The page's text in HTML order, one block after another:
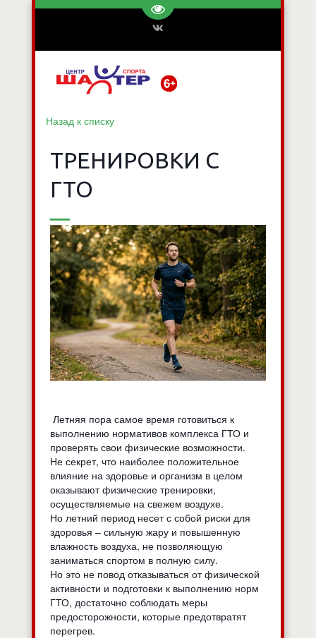
Перейти на версию для
Назад к списку
ТРЕНИРОВКИ С
ГТО
Летняя пора самое время готовиться к
выполнению нормативов комплекса ГТО и
проверять свои физические возможности.
Не секрет, что наиболее положительное
влияние на здоровье и организм в целом
оказывают физические тренировки,
осуществляемые на свежем воздухе.
Но летний период несет с собой риски для
здоровья – сильную жару и повышенную
влажность воздуха, не позволяющую
заниматься спортом в полную силу.
Но это не повод отказываться от физической
активности и подготовки к выполнению норм
ГТО, достаточно соблюдать меры
предосторожности, которые предотвратят
перегрев.